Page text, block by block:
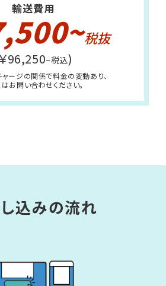
輸送費用
96,250~税込)
ージの関係で料金の変動あり、
はお問い合わせください。
込みの流れ